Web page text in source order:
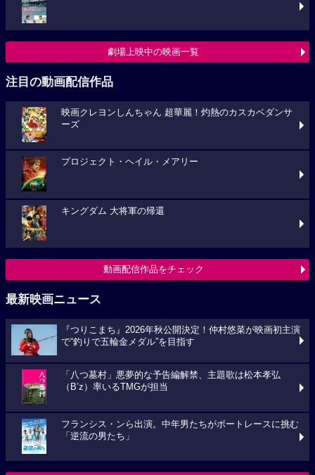
劇場上映中の映画一覧
注目の動画配信作品
映画クレヨンしんちゃん 超華麗！灼熱のカスカベダンサ
ーズ
プロジェクト・ヘイル・メアリー
キングダム 大将軍の帰還
動画配信作品をチェック
最新映画ニュース
『つりこまち』2026年秋公開決定！仲村悠菜が映画初主演
で“釣りで五輪金メダル”を目指す
「八つ墓村」悪夢的な予告編解禁、主題歌は松本孝弘
（B’z）率いるTMGが担当
フランシス・ンら出演。中年男たちがボートレースに挑む
「逆流の男たち」